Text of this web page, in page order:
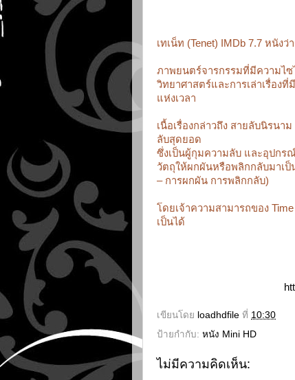
เทเน็ท (Tenet) IMDb 7.7 หนัง
ภาพยนตร์จารกรรมที่มีความไซ
วิทยาศาสตร์และการเล่าเรื่อง
แห่งเวลา
เนื้อเรื่องกล่าวถึง สายลับนิรนา
ลับสุดยอด
ซึ่งเป็นผู้กุมความลับ และอุปกรณ์
วัตถุให้ผกผันหรือพลิกกลับมาเ
– การผกผัน การพลิกกลับ)
โดยเจ้าความสามารถของ
เป็นได้
เขียนโดย loadhdfile ที่ 10:30
ป้ายกำกับ: หนัง Mini HD
ไม่มีความคิดเห็น: